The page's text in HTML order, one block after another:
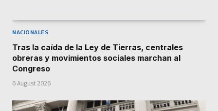
NACIONALES
Tras la caída de la Ley de Tierras, centrales
obreras y movimientos sociales marchan al
Congreso
6 August 2026